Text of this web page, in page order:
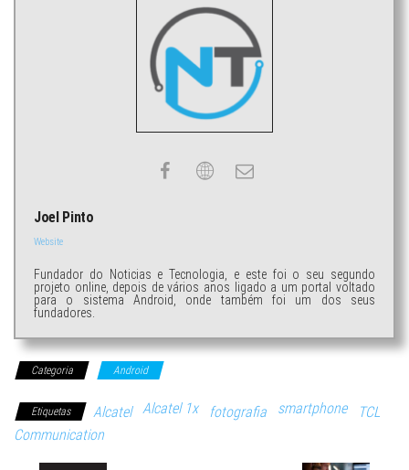
Joel Pinto
Website
Fundador do Noticias e Tecnologia, e este foi o seu segundo
projeto online, depois de vários anos ligado a um portal voltado
para o sistema Android, onde também foi um dos seus
fundadores.
Categoria Android
Etiquetas Alcatel Alcatel 1x fotografia smartphone
TCL
Communication